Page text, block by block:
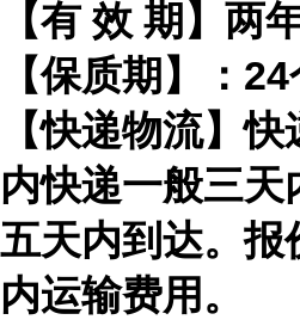
【有 效 期】两
【保质期】： 24
【快递物流】
内快递一般三
五天内到达。报
内运输费用。